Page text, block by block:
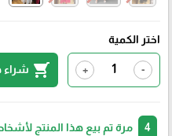
اختر الكمية
-
+
shopping_cart شراء
مرة تم بيع هذا المنتج